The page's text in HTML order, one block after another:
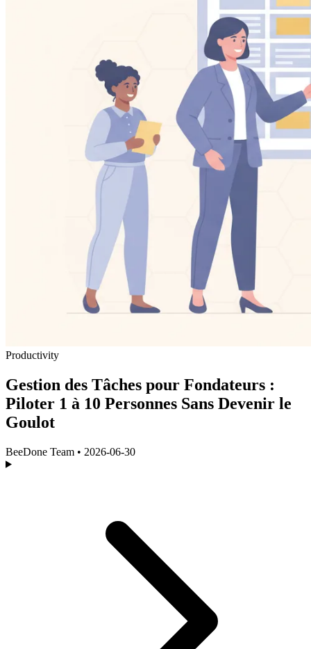
Productivity
Gestion des Tâches pour Fondateurs :
Piloter 1 à 10 Personnes Sans Devenir le
Goulot
BeeDone Team • 2026-06-30